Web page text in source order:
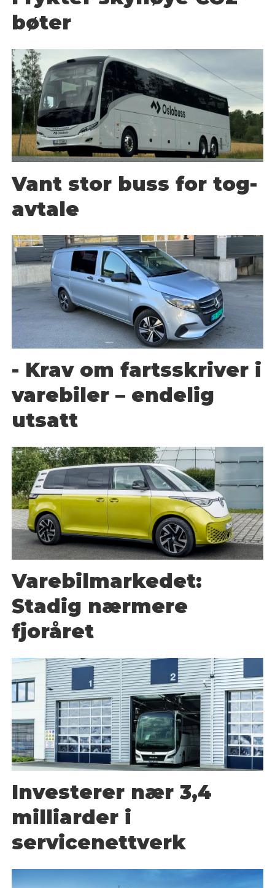
bøter
Vant stor buss for tog-
avtale
- Krav om fartsskriver i
varebiler – endelig
utsatt
Varebilmarkedet:
Stadig nærmere
fjoråret
Investerer nær 3,4
milliarder i
servicenettverk